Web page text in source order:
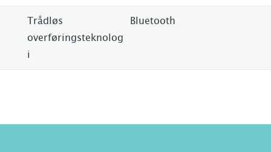
Trådløs
overføringsteknolog
i
Bluetooth